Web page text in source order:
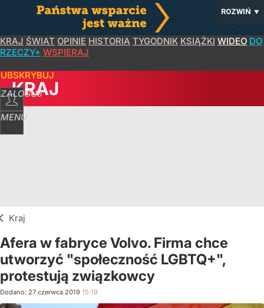
ROZWIŃ ▼
KRAJ ŚWIAT OPINIE HISTORIA TYGODNIK KSIĄŻKI WIDEO DO
RZECZY+ WSPIERAJ
ZALOGUJ
MENU
KRAJ
Kraj
Afera w fabryce Volvo. Firma chce
utworzyć "społeczność LGBTQ+",
protestują związkowcy
Dodano: 27 czerwca 2019 15:19